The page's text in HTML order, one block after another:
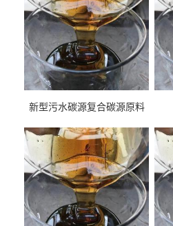
新型污水碳源复合碳源原料